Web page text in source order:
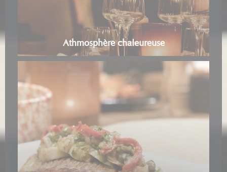
Athmosphère chaleureuse